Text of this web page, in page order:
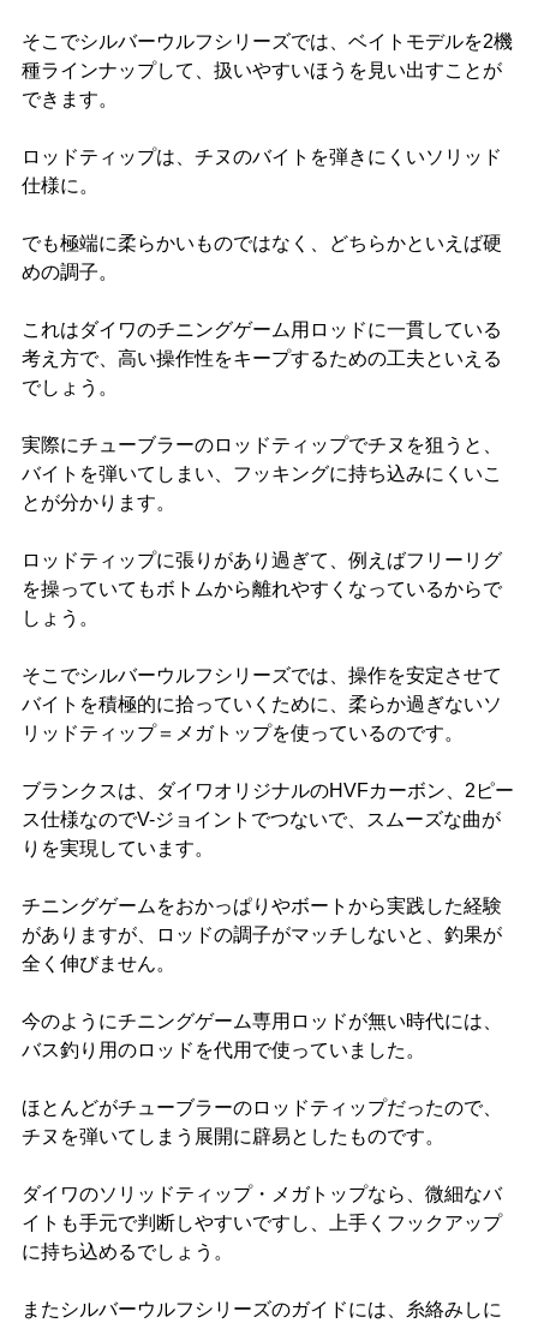
そこでシルバーウルフシリーズでは、ベイトモデルを2機
種ラインナップして、扱いやすいほうを見い出すことが
できます。
ロッドティップは、チヌのバイトを弾きにくいソリッド
仕様に。
でも極端に柔らかいものではなく、どちらかといえば硬
めの調子。
これはダイワのチニングゲーム用ロッドに一貫している
考え方で、高い操作性をキープするための工夫といえる
でしょう。
実際にチューブラーのロッドティップでチヌを狙うと、
バイトを弾いてしまい、フッキングに持ち込みにくいこ
とが分かります。
ロッドティップに張りがあり過ぎて、例えばフリーリグ
を操っていてもボトムから離れやすくなっているからで
しょう。
そこでシルバーウルフシリーズでは、操作を安定させて
バイトを積極的に拾っていくために、柔らか過ぎないソ
リッドティップ＝メガトップを使っているのです。
ブランクスは、ダイワオリジナルのHVFカーボン、2ピー
ス仕様なのでV-ジョイントでつないで、スムーズな曲が
りを実現しています。
チニングゲームをおかっぱりやボートから実践した経験
がありますが、ロッドの調子がマッチしないと、釣果が
全く伸びません。
今のようにチニングゲーム専用ロッドが無い時代には、
バス釣り用のロッドを代用で使っていました。
ほとんどがチューブラーのロッドティップだったので、
チヌを弾いてしまう展開に辟易としたものです。
ダイワのソリッドティップ・メガトップなら、微細なバ
イトも手元で判断しやすいですし、上手くフックアップ
に持ち込めるでしょう。
またシルバーウルフシリーズのガイドには、糸絡みしに